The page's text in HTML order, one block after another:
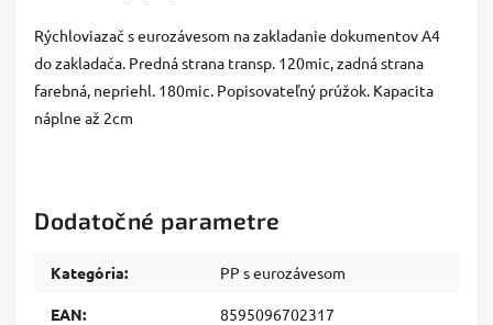
Rýchloviazač s eurozávesom na zakladanie dokumentov A4
do zakladača. Predná strana transp. 120mic, zadná strana
farebná, nepriehl. 180mic. Popisovateľný prúžok. Kapacita
náplne až 2cm
Dodatočné parametre
Kategória: PP s eurozávesom
EAN: 8595096702317